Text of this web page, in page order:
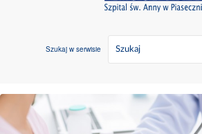
Szukaj w serwisie